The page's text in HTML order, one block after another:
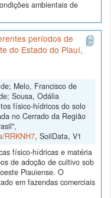
ambientais de
períodos de
do Estado do Piauí,
Melo, Francisco de
Sousa, Odália
físico-hídricos do solo
no Cerrado da Região
RRKNH7, SoilData, V1
físico-hídricas e matéria
de adoção de cultivo sob
Piauiense. O
em fazendas comerciais